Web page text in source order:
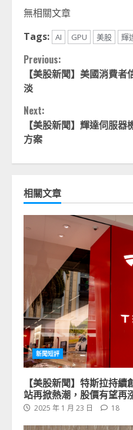
無相關文章
Tags: AI GPU 美股 輝
Continue
Reading
Previous:
【美股新聞】美國消費
淡
Next:
【美股新聞】輝達伺服
方案
相關文章
新聞短評
【美股新聞】特斯拉持續
站再掀熱潮，股價有望再
2025 年 1 月 23 日 18